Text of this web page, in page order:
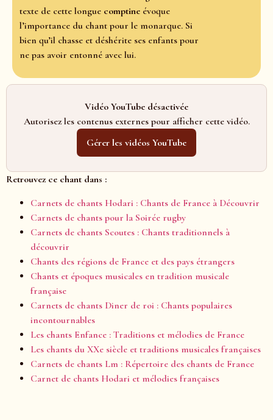
texte de cette longue comptine évoque
l’importance du chant pour le monarque. Si
bien qu’il chasse et déshérite ses enfants pour
ne pas avoir entonné avec lui.
Vidéo YouTube désactivée
Autorisez les contenus externes pour afficher cette vidéo.
Gérer les vidéos YouTube
Retrouvez ce chant dans :
Carnets de chants Hodari : Chants de France à Découvrir
Carnets de chants pour la Soirée rugby
Carnets de chants Scoutes : Chants traditionnels à
découvrir
Chants des régions de France et des pays étrangers
Chants et époques musicales en tradition musicale
française
Carnets de chants Diner de roi : Chants populaires
incontournables
Les chants Enfance : Traditions et mélodies de France
Les chants du XXe siècle et traditions musicales françaises
Carnets de chants Lm : Répertoire des chants de France
Carnet de chants Hodari et mélodies françaises